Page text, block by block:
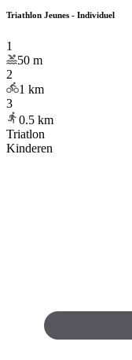
Triathlon Jeunes - Individuel
1
50 m
2
1 km
3
0.5 km
Triatlon
Kinderen